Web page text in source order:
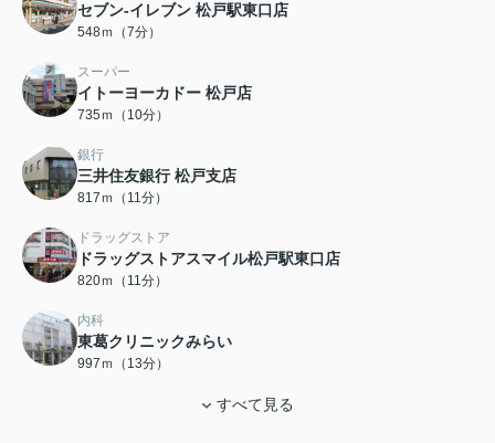
セブン-イレブン 松戸駅東口店
548ｍ（7分）
スーパー
イトーヨーカドー 松戸店
735ｍ（10分）
銀行
三井住友銀行 松戸支店
817ｍ（11分）
ドラッグストア
ドラッグストアスマイル松戸駅東口店
820ｍ（11分）
内科
東葛クリニックみらい
997ｍ（13分）
すべて見る